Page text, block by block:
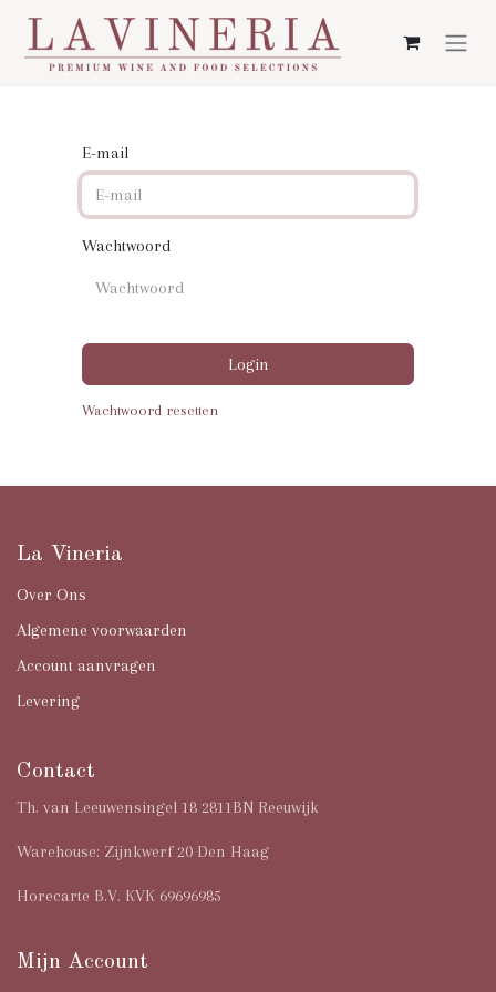
E-mail
Wachtwoord
Login
Wachtwoord resetten
La Vineria
Over Ons
Algemene voorwaarden
Account aanvragen
Levering
Contact
Th. van Leeuwensingel 18 2811BN Reeuwijk
Warehouse: Zijnkwerf 20 Den Haag
Horecarte B.V. KVK 69696985
Mijn Account